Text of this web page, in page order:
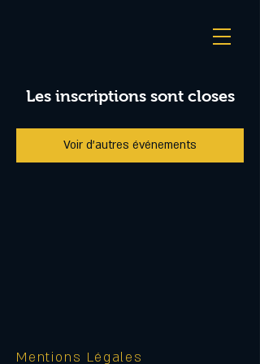
Les inscriptions sont closes
Voir d'autres événements
Mentions Légales